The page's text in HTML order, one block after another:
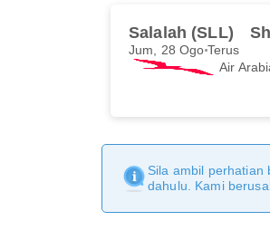
Salalah (SLL)
Jum, 28 Ogo Terus
Air
Sila ambil perhatian
dahulu. Kami